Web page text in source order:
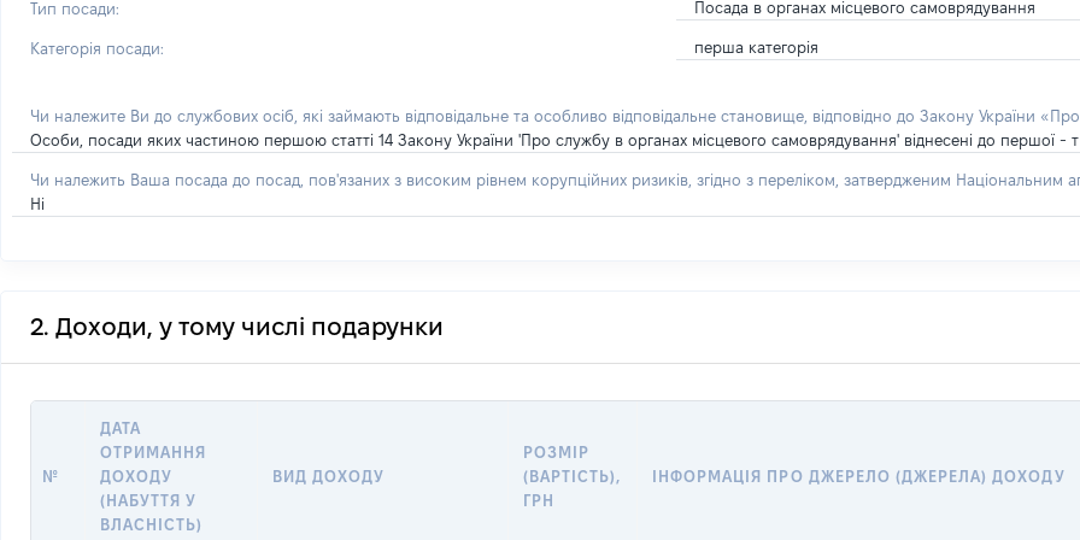
Тип посади: Посада в органах місцевого самоврядування
Категорія посади: перша категорія
Чи належите Ви до службових осіб, які займають відповідальне та особливо відповідальне становище, відповідно до Закону України «Про
Особи, посади яких частиною першою статті 14 Закону України 'Про службу в органах місцевого самоврядування' віднесені до першої -
Чи належить Ваша посада до посад, пов'язаних з високим рівнем корупційних ризиків, згідно з переліком, затвердженим Національним
Ні
2. Доходи, у тому числі подарунки
№
ДАТА
ОТРИМАННЯ
ДОХОДУ
(НАБУТТЯ У
ВЛАСНІСТЬ)
ВИД ДОХОДУ
РОЗМІР
(ВАРТІСТЬ),
ГРН
ІНФОРМАЦІЯ ПРО ДЖЕРЕЛО (ДЖЕРЕЛА) ДОХОДУ